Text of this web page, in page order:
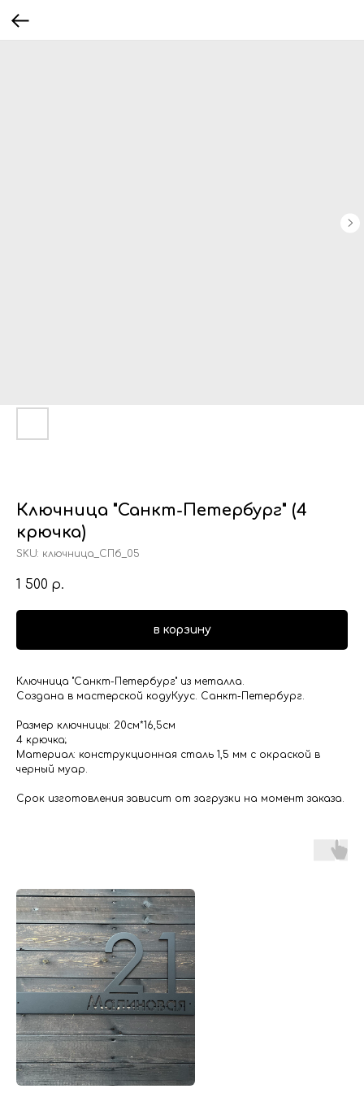
Ключница "Санкт-Петербург" (4
крючка)
SKU: ключница_СПб_05
1 500 р.
в корзину
Ключница "Санкт-Петербург" из металла.
Создана в мастерской кодуКуус. Санкт-Петербург.
Размер ключницы: 20см*16,5см
4 крючка;
Материал: конструкционная сталь 1,5 мм с окраской в
черный муар.
Срок изготовления зависит от загрузки на момент заказа.